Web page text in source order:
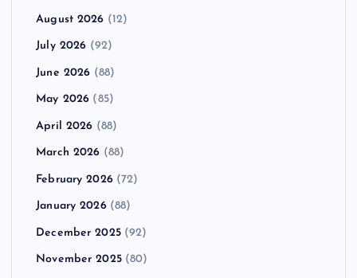
August 2026 (12)
July 2026 (92)
June 2026 (88)
May 2026 (85)
April 2026 (88)
March 2026 (88)
February 2026(72)
January 2026(88)
December 2025(92)
November 2025(80)